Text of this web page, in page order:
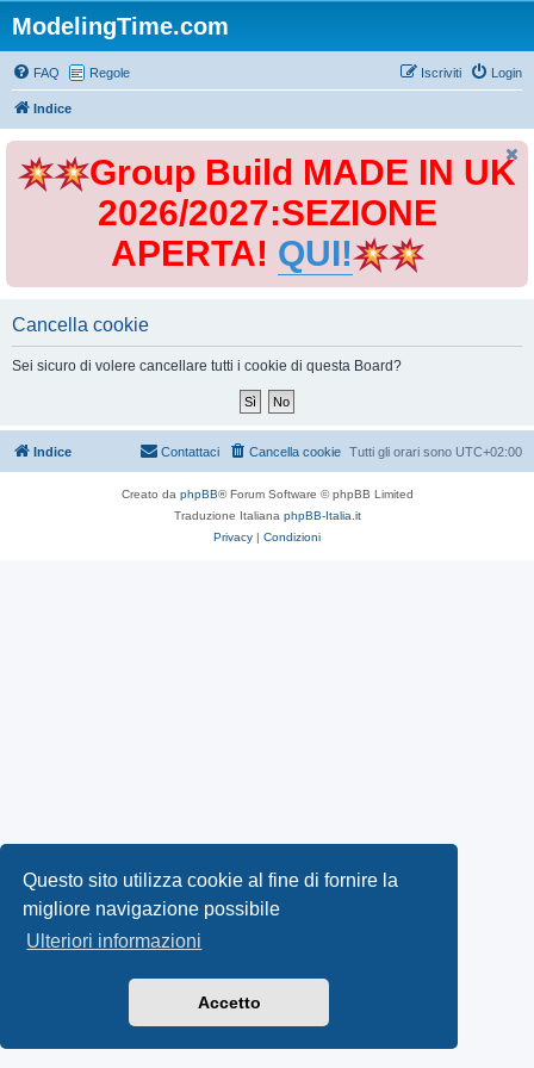
Questo sito utilizza cookie al fine di fornire la
migliore navigazione possibile
Ulteriori informazioni
Accetto
ModelingTime.com
FAQ Regole Login
Iscriviti
Indice
Group Build MADE IN UK
2026/2027:SEZIONE
APERTA! QUI!
Cancella cookie
Sei sicuro di volere cancellare tutti i cookie di questa Board?
Indice Tutti gli orari sono UTC+02:00
Cancella cookie
Contattaci
Creato da phpBB® Forum Software © phpBB Limited
Traduzione Italiana phpBB-Italia.it
Privacy | Condizioni